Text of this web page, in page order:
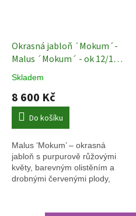
Okrasná jabloň ´Mokum´-
Malus ´Mokum´ - ok 12/14
cm Exkluziv
jabloně
Skladem
8 600 Kč
Do košíku
Malus ‘Mokum’ – okrasná
jabloň s purpurově růžovými
květy, barevným olistěním a
drobnými červenými plody,